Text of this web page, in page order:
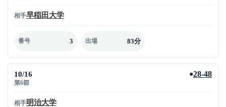
相手早稲田大学
番号 3 出場 83分
10/16
第6節
●28-48
相手明治大学